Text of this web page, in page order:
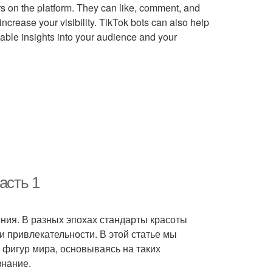
on the platform. They can like, comment, and
your visibility. TikTok bots can also help
insights into your audience and your
1
В разных эпохах стандарты красоты
В этой статье мы
мира, основываясь на таких